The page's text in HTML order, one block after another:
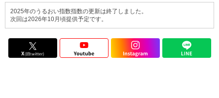
2025年のうるおい指数指数の更新は終了しました。
次回は2026年10月頃提供予定です。